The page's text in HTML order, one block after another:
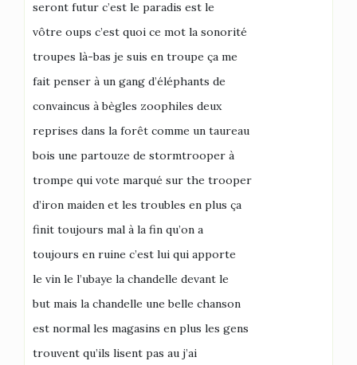
seront futur c’est le paradis est le
vôtre oups c’est quoi ce mot la sonorité
troupes là-bas je suis en troupe ça me
fait penser à un gang d’éléphants de
convaincus à bègles zoophiles deux
reprises dans la forêt comme un taureau
bois une partouze de stormtrooper à
trompe qui vote marqué sur the trooper
d’iron maiden et les troubles en plus ça
finit toujours mal à la fin qu’on a
toujours en ruine c’est lui qui apporte
le vin le l’ubaye la chandelle devant le
but mais la chandelle une belle chanson
est normal les magasins en plus les gens
trouvent qu’ils lisent pas au j’ai